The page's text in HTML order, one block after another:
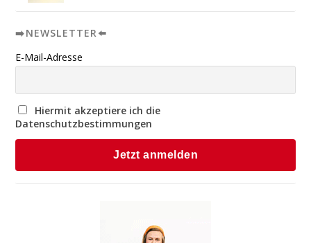
➡️NEWSLETTER⬅️
E-Mail-Adresse
Hiermit akzeptiere ich die
Datenschutzbestimmungen